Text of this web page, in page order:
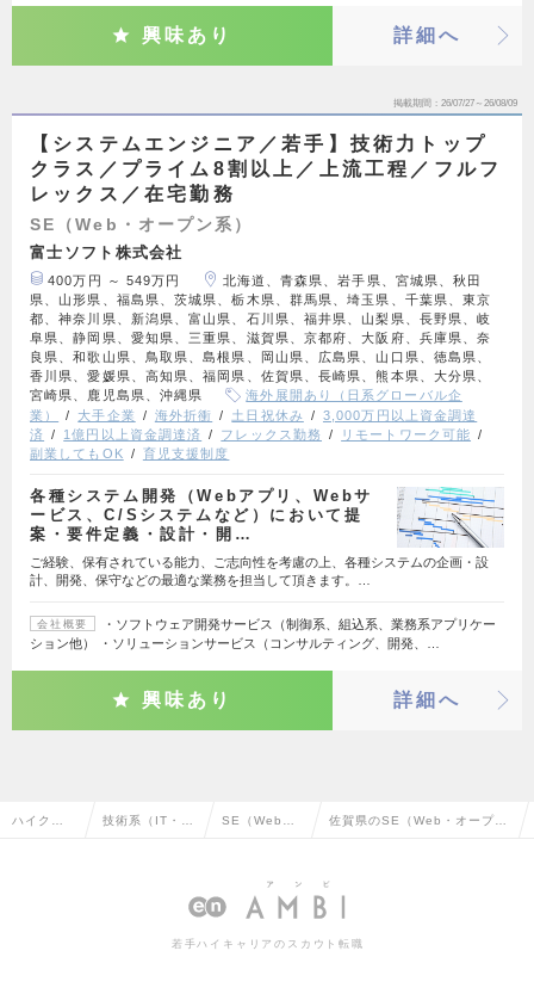
興味あり 詳細へ
掲載期間 26/07/27～26/08/09
【システムエンジニア／若手】技術力トップ
クラス／プライム8割以上／上流工程／フルフ
レックス／在宅勤務
SE（Web・オープン系）
富士ソフト株式会社
400万円 ～ 549万円
北海道、青森県、岩手県、宮城県、秋田
県、山形県、福島県、茨城県、栃木県、群馬県、埼玉県、千葉県、東京
都、神奈川県、新潟県、富山県、石川県、福井県、山梨県、長野県、岐
阜県、静岡県、愛知県、三重県、滋賀県、京都府、大阪府、兵庫県、奈
良県、和歌山県、鳥取県、島根県、岡山県、広島県、山口県、徳島県、
香川県、愛媛県、高知県、福岡県、佐賀県、長崎県、熊本県、大分県、
宮崎県、鹿児島県、沖縄県
海外展開あり（日系グローバル企
業）
大手企業 海外折衝 土日祝休み
3,000万円以上資金調達
済
1億円以上資金調達済 フレックス勤務
リモートワーク可能
副業してもOK
育児支援制度
各種システム開発（Webアプリ、Webサ
ービス、C/Sシステムなど）において提
案・要件定義・設計・開…
ご経験、保有されている能力、ご志向性を考慮の上、各種システムの企画・設
計、開発、保守などの最適な業務を担当して頂きます。…
会社概要
・ソフトウェア開発サービス（制御系、組込系、業務系アプリケー
ション他） ・ソリューションサービス（コンサルティング、開発、…
興味あり 詳細へ
ハイクラ 技術系（IT・W SE（Web・ 佐賀県のSE（Web・オープン
若手ハイキャリアのスカウト転職